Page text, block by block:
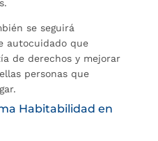
se seguirá
autocuidado que
de derechos y mejorar
personas que
Habitabilidad en